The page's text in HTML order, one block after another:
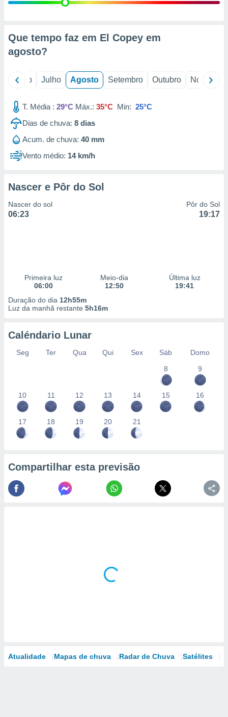
através
estudos
1199
Que tempo faz em El Copey em
agosto?
Junho Julho Agosto Setembro Outubro Novembro
T. Média : 29°C Máx.: 35°C Min: 25°C
Dias de chuva: 8 dias
Acum. de chuva: 40 mm
Vento médio: 14 km/h
Nascer e Pôr do Sol
Nascer do sol
06:23
Pôr do Sol
19:17
Primeira luz
06:00
Meio-dia
12:50
Última luz
19:41
Duração do dia 12h55m
Luz da manhã restante 5h16m
Caléndario Lunar
Seg Ter Qua Qui Sex Sáb
Domo
8
9
10 11 12 13 14 15 16
17 18 19 20 21
Compartilhar esta previsão
Atualidade Mapas de chuva Radar de Chuva Satélites